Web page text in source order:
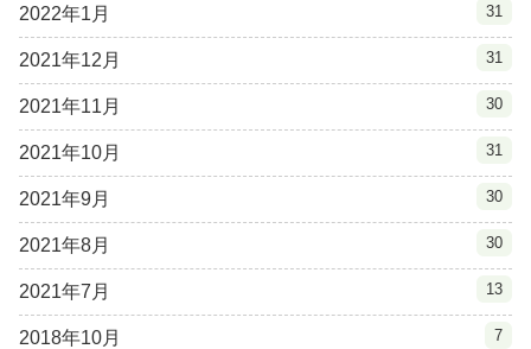
2022年1月 31
2021年12月 31
2021年11月 30
2021年10月 31
2021年9月 30
2021年8月 30
2021年7月 13
2018年10月 7